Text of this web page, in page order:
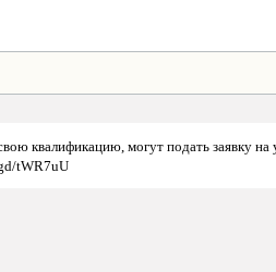
квалификацию, могут подать заявку
tWR7uU